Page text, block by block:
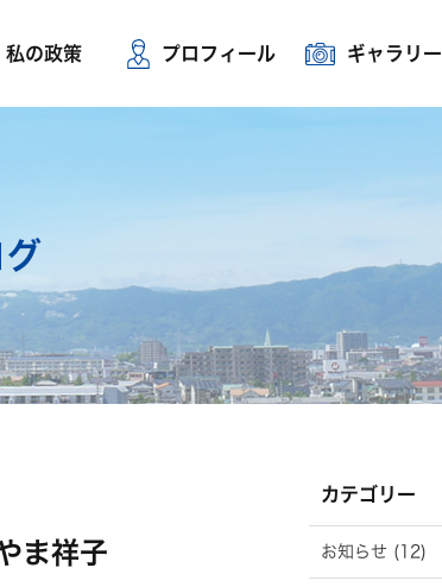
私の政策 プロフィール ギャラリー
ま祥子
カテゴリー
お知らせ (12)